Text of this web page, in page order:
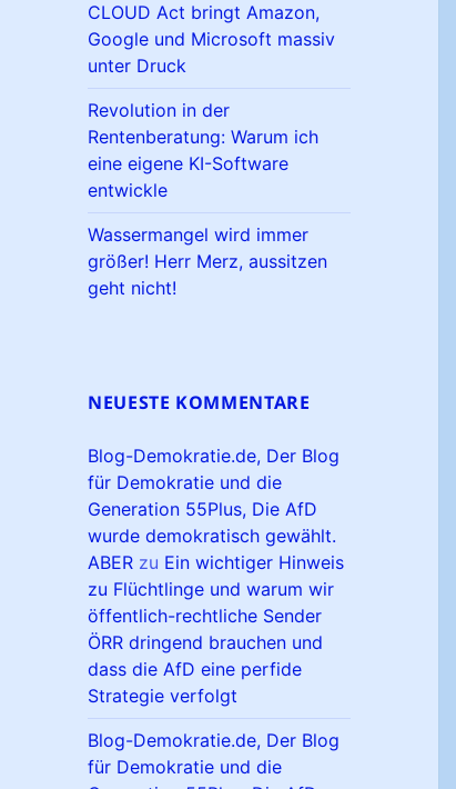
CLOUD Act bringt Amazon,
Google und Microsoft massiv
unter Druck
Revolution in der
Rentenberatung: Warum ich
eine eigene KI-Software
entwickle
Wassermangel wird immer
größer! Herr Merz, aussitzen
geht nicht!
NEUESTE KOMMENTARE
Blog-Demokratie.de, Der Blog
für Demokratie und die
Generation 55Plus, Die AfD
wurde demokratisch gewählt.
ABER zu Ein wichtiger Hinweis
zu Flüchtlinge und warum wir
öffentlich-rechtliche Sender
ÖRR dringend brauchen und
dass die AfD eine perfide
Strategie verfolgt
Blog-Demokratie.de, Der Blog
für Demokratie und die